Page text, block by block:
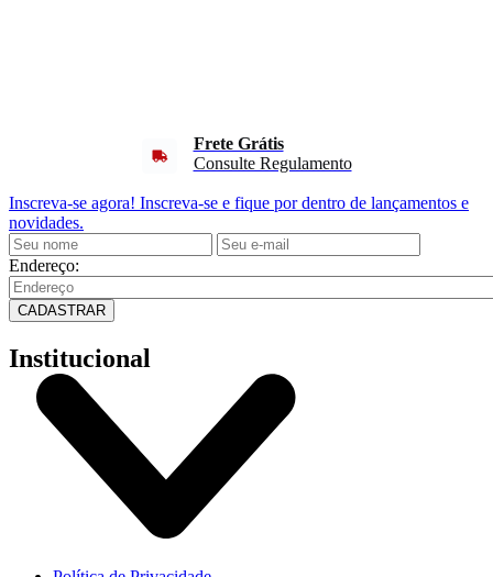
Frete Grátis
Consulte Regulamento
Inscreva-se agora! Inscreva-se e fique por dentro de lançamentos e
novidades.
Endereço:
CADASTRAR
Institucional